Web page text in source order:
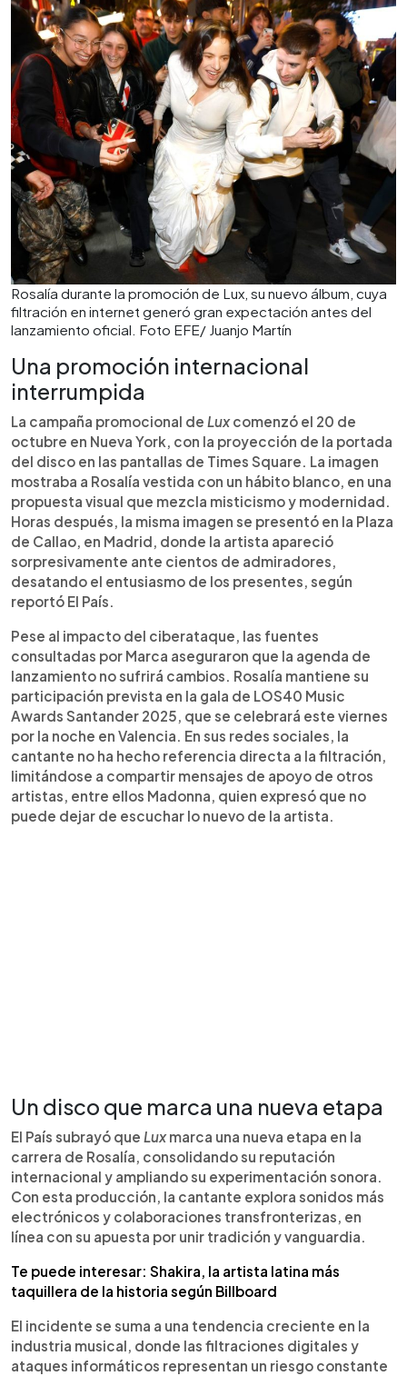
Rosalía durante la promoción de Lux, su nuevo álbum, cuya
filtración en internet generó gran expectación antes del
lanzamiento oficial. Foto EFE/ Juanjo Martín
Una promoción internacional
interrumpida
La campaña promocional de Luxcomenzó el 20 de
octubre en Nueva York, con la proyección de la portada
del disco en las pantallas de Times Square. La imagen
mostraba a Rosalía vestida con un hábito blanco, en una
propuesta visual que mezcla misticismo y modernidad.
Horas después, la misma imagen se presentó en la Plaza
de Callao, en Madrid, donde la artista apareció
sorpresivamente ante cientos de admiradores,
desatando el entusiasmo de los presentes, según
reportó El País.
Pese al impacto del ciberataque, las fuentes
consultadas por Marca aseguraron que la agenda de
lanzamiento no sufrirá cambios. Rosalía mantiene su
participación prevista en la gala de LOS40 Music
Awards Santander 2025, que se celebrará este viernes
por la noche en Valencia. En sus redes sociales, la
cantante no ha hecho referencia directa a la filtración,
limitándose a compartir mensajes de apoyo de otros
artistas, entre ellos Madonna, quien expresó que no
puede dejar de escuchar lo nuevo de la artista.
Un disco que marca una nueva etapa
El País subrayó que Luxmarca una nueva etapa en la
carrera de Rosalía, consolidando su reputación
internacional y ampliando su experimentación sonora.
Con esta producción, la cantante explora sonidos más
electrónicos y colaboraciones transfronterizas, en
línea con su apuesta por unir tradición y vanguardia.
Te puede interesar: Shakira, la artista latina más
taquillera de la historia según Billboard
El incidente se suma a una tendencia creciente en la
industria musical, donde las filtraciones digitales y
ataques informáticos representan un riesgo constante